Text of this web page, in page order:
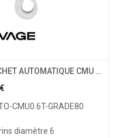
ELINGUE CABLE 2 BRINS D6 CROCHET AUTOMATIQUE CMU 0.6 T GRADE 80
CMU0.6T-GRADE80
diamètre 6